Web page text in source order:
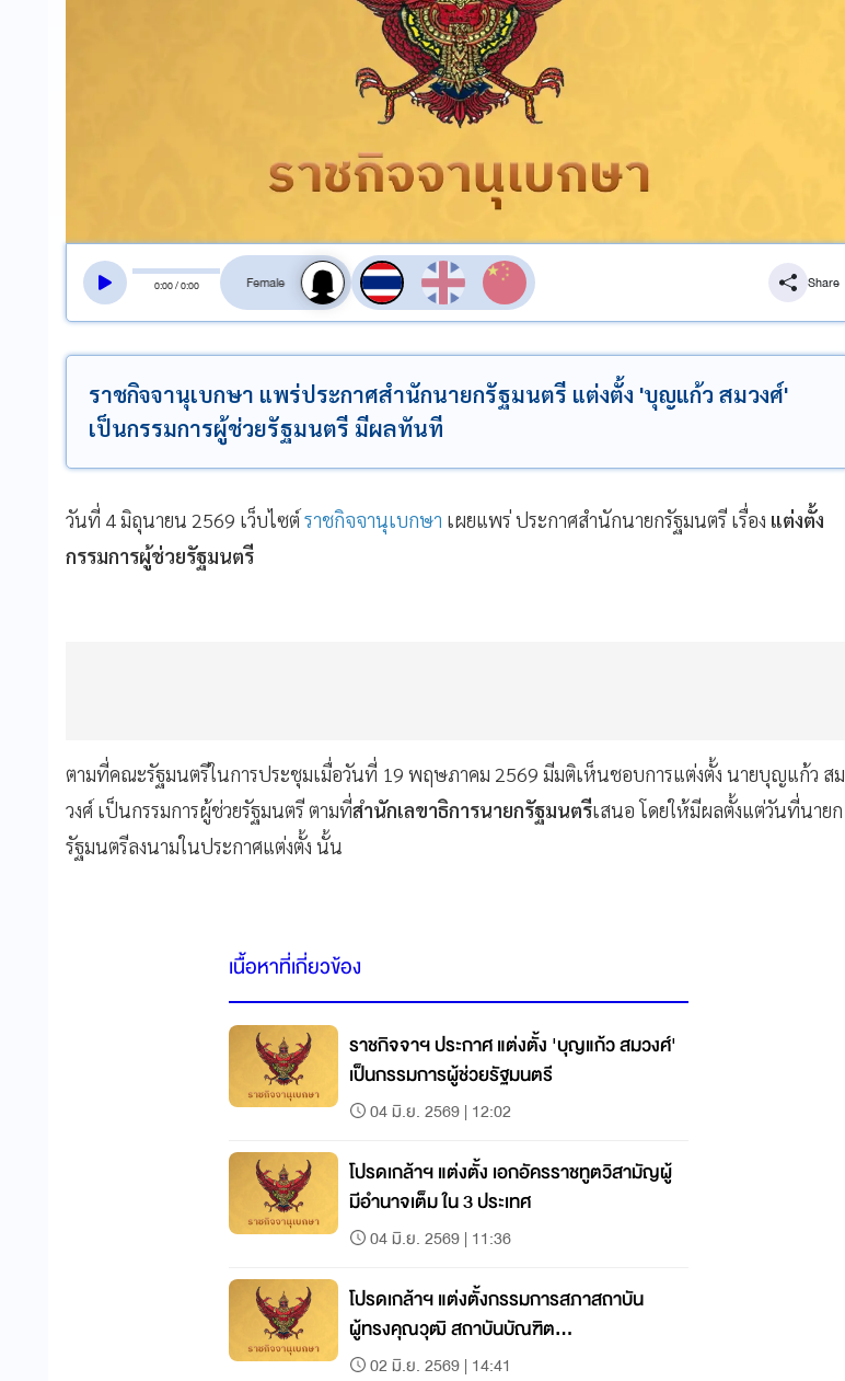
0:00/0:00
สลับเสียงอ่าน
Share
ราชกิจจานุเบกษา แพร่ประกาศสำนักนายกรัฐมนตรี แต่งตั้ง 'บุญแก้ว สมวงศ์'
เป็นกรรมการผู้ช่วยรัฐมนตรี มีผลทันที
วันที่ 4 มิถุนายน 2569 เว็บไซต์ ราชกิจจานุเบกษา เผยแพร่ ประกาศสำนักนายกรัฐมนตรี เรื่อง แต่งตั้ง
กรรมการผู้ช่วยรัฐมนตรี
ตามที่คณะรัฐมนตรีในการประชุมเมื่อวันที่ 19 พฤษภาคม 2569 มีมติเห็นชอบการแต่งตั้ง นายบุญแก้ว สม
วงศ์ เป็นกรรมการผู้ช่วยรัฐมนตรี ตามที่สำนักเลขาธิการนายกรัฐมนตรีเสนอ โดยให้มีผลตั้งแต่วันที่นายก
รัฐมนตรีลงนามในประกาศแต่งตั้ง นั้น
เนื้อหาที่เกี่ยวข้อง
ราชกิจจาฯ ประกาศ แต่งตั้ง 'บุญแก้ว สมวงศ์'
เป็นกรรมการผู้ช่วยรัฐมนตรี
04 มิ.ย. 2569 | 12:02
โปรดเกล้าฯ แต่งตั้ง เอกอัครราชทูตวิสามัญผู้
มีอำนาจเต็ม ใน 3 ประเทศ
04 มิ.ย. 2569 | 11:36
โปรดเกล้าฯ แต่งตั้งกรรมการสภาสถาบัน
ผู้ทรงคุณวุฒิ สถาบันบัณฑิต
พัฒนบริหารศาสตร์
02 มิ.ย. 2569 | 14:41